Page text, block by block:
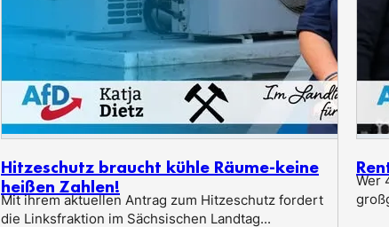
Hitzeschutz braucht kühle Räume-keine
heißen Zahlen!
Mit ihrem aktuellen Antrag zum Hitzeschutz fordert
die Linksfraktion im Sächsischen Landtag...
Wer